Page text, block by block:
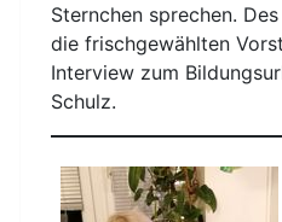
Sternchen sprechen.
die frischgewählten
Interview zum
Schulz.